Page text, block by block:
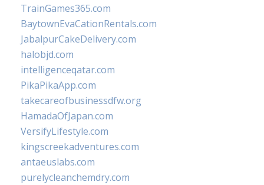
TrainGames365.com
BaytownEvaCationRentals.com
JabalpurCakeDelivery.com
halobjd.com
intelligenceqatar.com
PikaPikaApp.com
takecareofbusinessdfw.org
HamadaOfJapan.com
VersifyLifestyle.com
kingscreekadventures.com
antaeuslabs.com
purelycleanchemdry.com